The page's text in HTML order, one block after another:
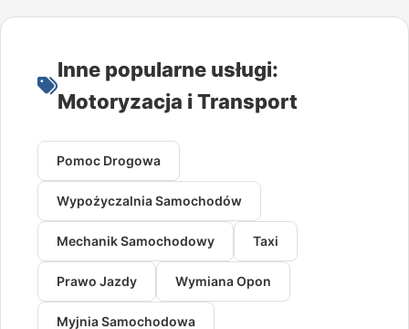
Inne popularne usługi:
Motoryzacja i Transport
Pomoc Drogowa
Wypożyczalnia Samochodów
Mechanik Samochodowy Taxi
Prawo Jazdy Wymiana Opon
Myjnia Samochodowa